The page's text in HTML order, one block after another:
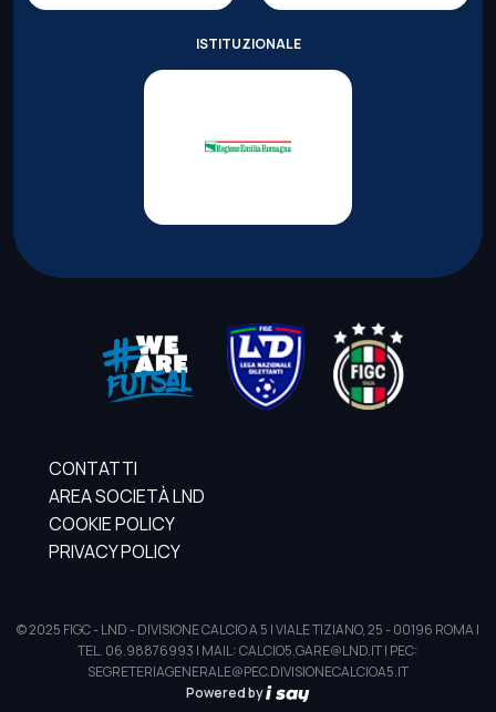
ISTITUZIONALE
CONTATTI
AREA SOCIETÀ LND
COOKIE POLICY
PRIVACY POLICY
© 2025 FIGC - LND - DIVISIONE CALCIO A 5 | VIALE TIZIANO, 25 - 00196 ROMA |
TEL. 06.98876993 | MAIL: CALCIO5.GARE@LND.IT | PEC:
SEGRETERIAGENERALE@PEC.DIVISIONECALCIOA5.IT
Powered by